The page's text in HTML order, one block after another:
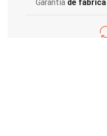
Garantía de fabrica